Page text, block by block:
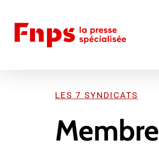
content
LES 7 SYNDICATS